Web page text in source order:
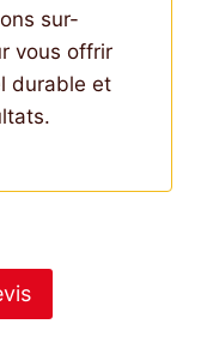
sur-
vous offrir
durable et